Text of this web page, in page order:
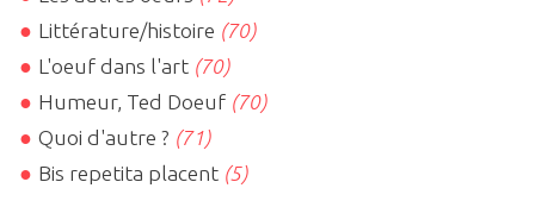
Littérature/histoire (70)
L'oeuf dans l'art (70)
Humeur, Ted Doeuf (70)
Quoi d'autre ? (71)
Bis repetita placent (5)